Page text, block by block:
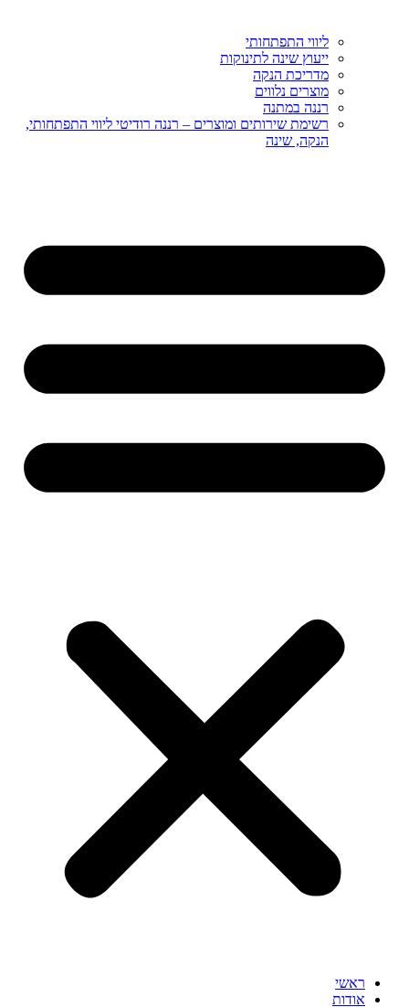
ליווי התפתחותי
ייעוץ שינה לתינוקות
מדריכת הנקה
מוצרים נלווים
רננה במתנה
רשימת שירותים ומוצרים – רננה רודיטי ליווי התפתחותי,
הנקה, שינה
ראשי
אודות